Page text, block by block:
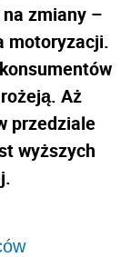
zmiany –
motoryzacji.
Aż
przedziale
wyższych